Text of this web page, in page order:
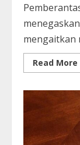
mengaitkan
Read More